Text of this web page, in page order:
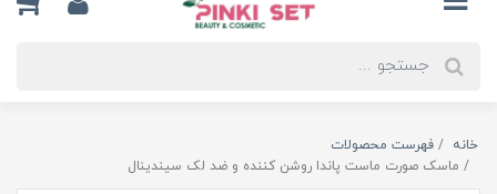
خانه
فهرست محصولات
ماسک صورت ماست پاندا روشن کننده و ضد لک سیندینال